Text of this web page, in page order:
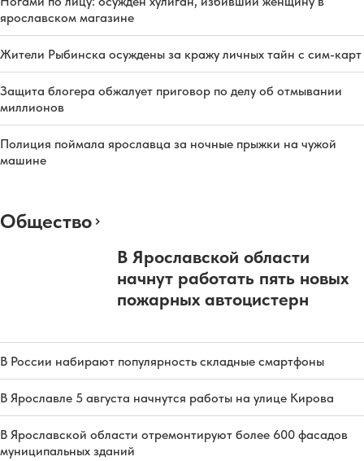
ярославском магазине
Жители Рыбинска осуждены за кражу личных тайн с сим-карт
Защита блогера обжалует приговор по делу об отмывании
миллионов
Полиция поймала ярославца за ночные прыжки на чужой
машине
Общество
В Ярославской области
начнут работать пять новых
пожарных автоцистерн
В России набирают популярность складные смартфоны
В Ярославле 5 августа начнутся работы на улице Кирова
В Ярославской области отремонтируют более 600 фасадов
муниципальных зданий